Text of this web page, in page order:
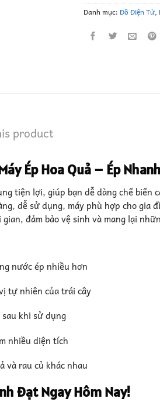
Danh mục:Đồ Điện Tử,
product
Ép Hoa Quả – Ép
tiện lợi, giúp bạn dễ dàng chế
dễ sử dụng, máy phù hợp cho gia
đảm bảo vệ sinh và mang lại
nước ép nhiều hơn
tự nhiên của trái cây
khi sử dụng
nhiều diện tích
và rau củ khác nhau
Đạt Ngay Hôm Nay!